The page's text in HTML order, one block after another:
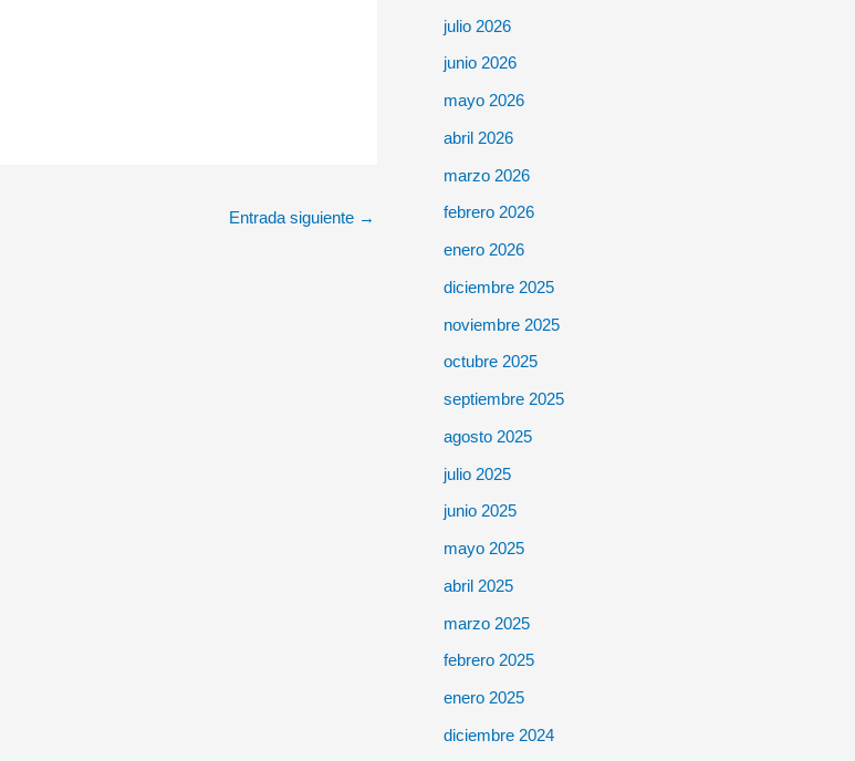
Entrada siguiente →
julio 2026
junio 2026
mayo 2026
abril 2026
marzo 2026
febrero 2026
enero 2026
diciembre 2025
noviembre 2025
octubre 2025
septiembre 2025
agosto 2025
julio 2025
junio 2025
mayo 2025
abril 2025
marzo 2025
febrero 2025
enero 2025
diciembre 2024